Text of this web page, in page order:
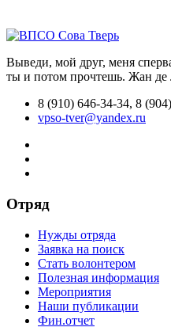
Выведи, мой друг, меня
ты и потом прочтешь. Жан де
8 (910) 646-34-34, 8
vpso-tver@yandex.ru
Отряд
Нужды отряда
Заявка на поиск
Стать волонтером
Полезная информация
Мероприятия
Наши публикации
Фин.отчет